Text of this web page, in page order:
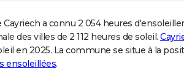
a connu 2 054 heures
des villes de 2 112 heures de soleil.
en 2025. La commune se situe à la
ensoleillées.